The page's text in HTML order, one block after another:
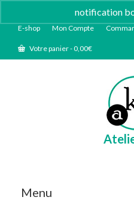
notification
E-shop Mon Compte
Votre panier-0,00€
Menu